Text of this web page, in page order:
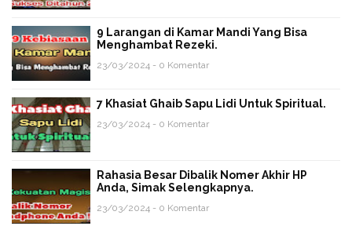
9 Larangan di Kamar Mandi Yang Bisa
Menghambat Rezeki.
23/03/2024 - 0 Komentar
7 Khasiat Ghaib Sapu Lidi Untuk Spiritual.
23/03/2024 - 0 Komentar
Rahasia Besar Dibalik Nomer Akhir HP
Anda, Simak Selengkapnya.
23/03/2024 - 0 Komentar